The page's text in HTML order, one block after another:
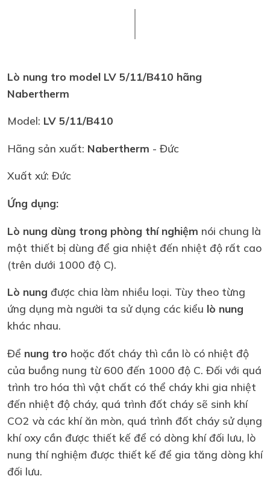
Lò nung tro model LV 5/11/B410 hãng
Nabertherm
Model: LV 5/11/B410
Hãng sản xuất: Nabertherm - Đức
Xuất xứ: Đức
Ứng dụng:
Lò nung dùng trong phòng thí nghiệm nói chung là
một thiết bị dùng để gia nhiệt đến nhiệt độ rất cao
(trên dưới 1000 độ C).
Lò nung được chia làm nhiều loại. Tùy theo từng
ứng dụng mà người ta sử dụng các kiểu lò nung
khác nhau.
Để nung tro hoặc đốt cháy thì cần lò có nhiệt độ
của buồng nung từ 600 đến 1000 độ C. Đối với quá
trình tro hóa thì vật chất có thể cháy khi gia nhiệt
đến nhiệt độ cháy, quá trình đốt cháy sẽ sinh khí
CO2 và các khí ăn mòn, quá trình đốt cháy sử dụng
khí oxy cần được thiết kế để có dòng khí đối lưu, lò
nung thí nghiệm được thiết kế để gia tăng dòng khí
đối lưu.